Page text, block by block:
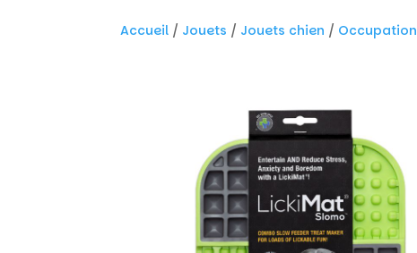
Accueil / Jouets / Jouets chien / Occupation